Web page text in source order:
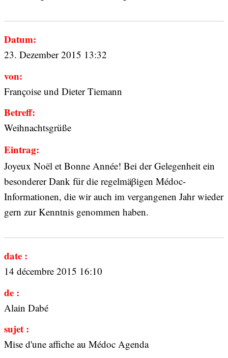
Datum:
23. Dezember 2015 13:32
von:
Françoise und Dieter Tiemann
Betreff:
Weihnachtsgrüße
Eintrag:
Joyeux Noël et Bonne Année! Bei der Gelegenheit ein
besonderer Dank für die regelmäβigen Médoc-
Informationen, die wir auch im vergangenen Jahr wieder
gern zur Kenntnis genommen haben.
date :
14 décembre 2015 16:10
de :
Alain Dabé
sujet :
Mise d'une affiche au Médoc Agenda